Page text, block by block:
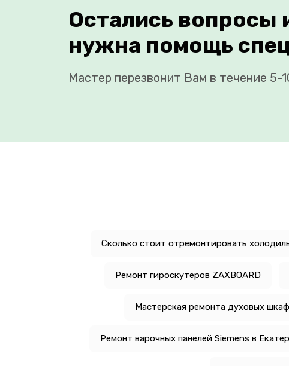
Остались вопросы
нужна помощь
Мастер перезвонит Вам в течение 5-
Сколько стоит отремонтировать
Ремонт гироскутеров ZAXBOARD
Мастерская ремонта духовых
Ремонт варочных панелей Siemens в